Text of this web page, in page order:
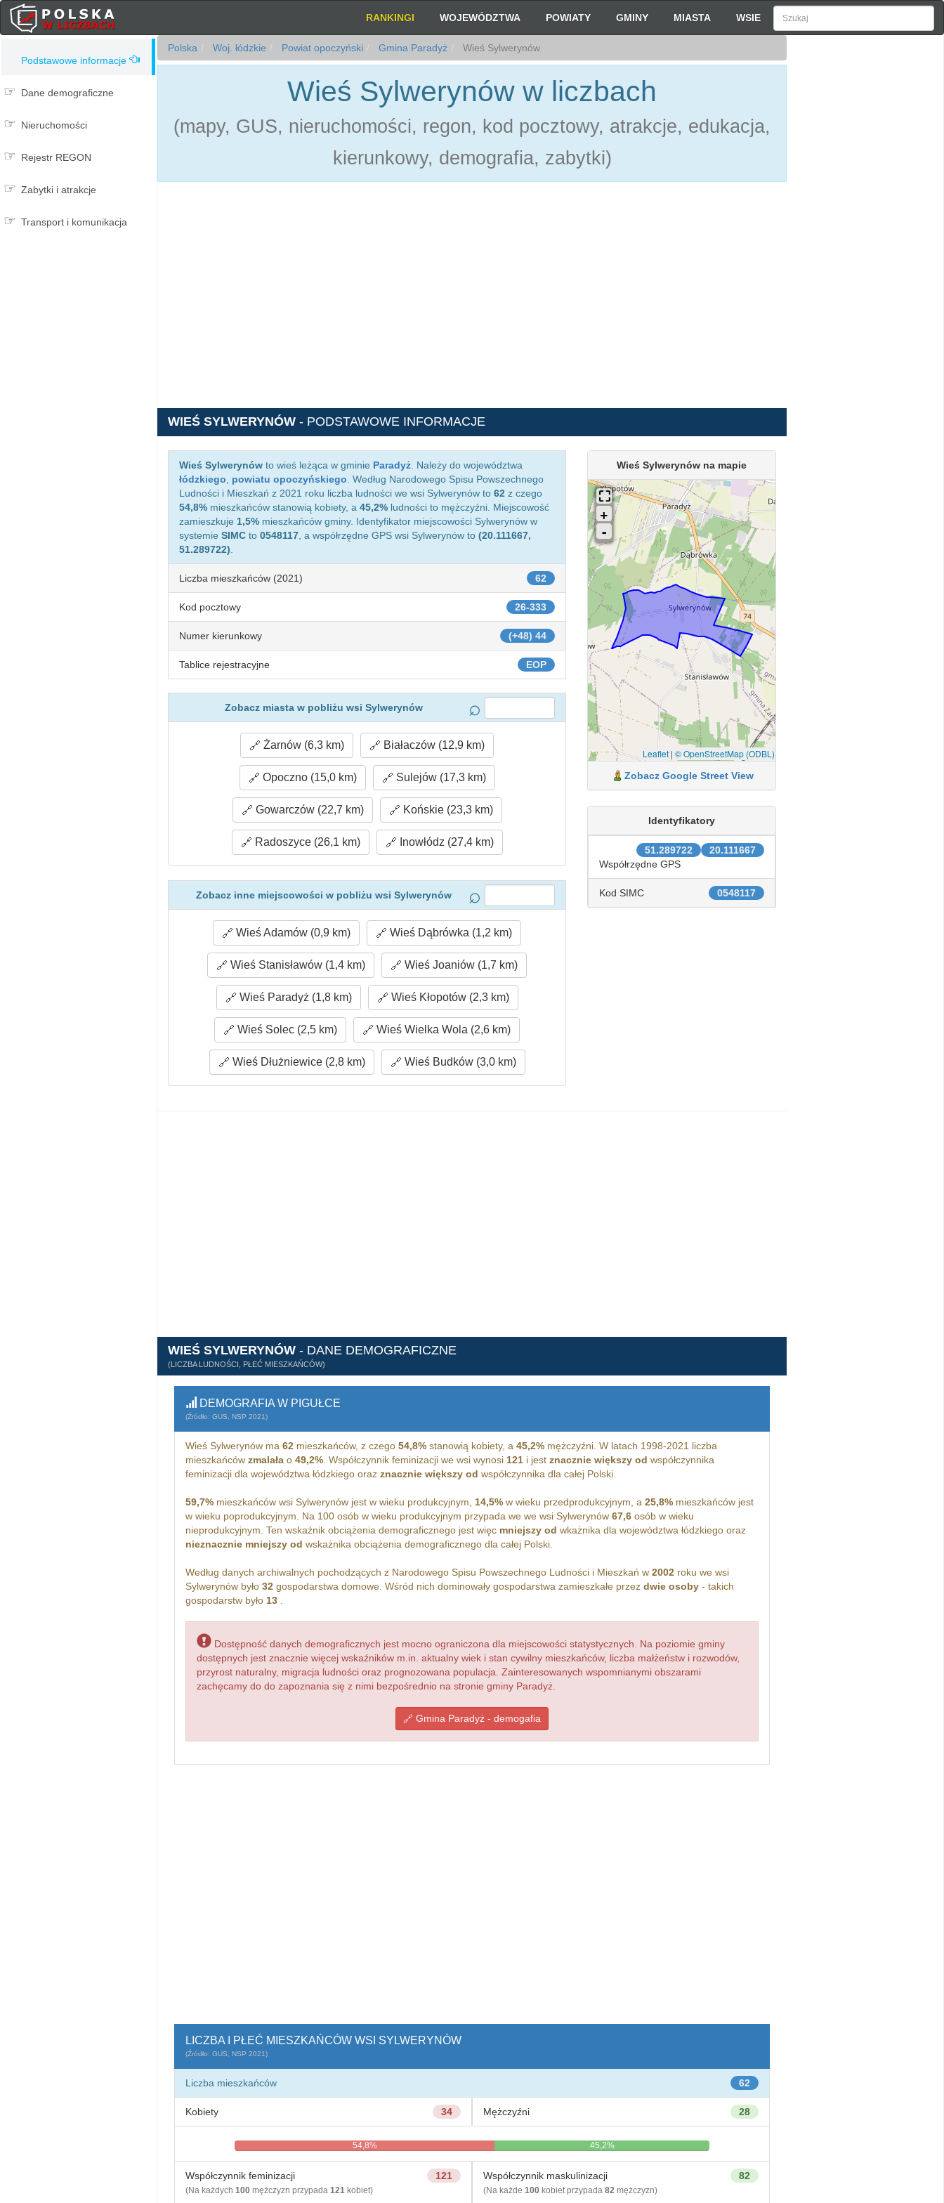
RANKINGI WOJEWÓDZTWA POWIATY GMINY MIASTA WSIE
Podstawowe informacje
Dane demograficzne
Nieruchomości
Rejestr REGON
Zabytki i atrakcje
Transport i komunikacja
Polska Woj. łódzkie Powiat opoczyński Gmina Paradyż Wieś Sylwerynów
Wieś Sylwerynów w liczbach
(mapy, GUS, nieruchomości, regon, kod pocztowy, atrakcje, edukacja,
kierunkowy, demografia, zabytki)
WIEŚ SYLWERYNÓW - PODSTAWOWE INFORMACJE
Wieś Sylwerynów to wieś leżąca w gminie Paradyż . Należy do województwa
łódzkiego
powiatu opoczyńskiego . Według Narodowego Spisu Powszechnego
Ludności i Mieszkań z 2021 roku liczba ludności we wsi Sylwerynów to 62 z czego
54,8% mieszkańców stanowią kobiety, a 45,2% ludności to mężczyźni. Miejscowość
zamieszkuje 1,5% mieszkańców gminy. Identyfikator miejscowości Sylwerynów w
systemie SIMC to 0548117 , a współrzędne GPS wsi Sylwerynów to (20.111667,
51.289722)
62
Liczba mieszkańców (2021)
26-333
Kod pocztowy
(+48) 44
Numer kierunkowy
EOP
Tablice rejestracyjne
Zobacz miasta w pobliżu wsi Sylwerynów
Żarnów (6,3 km) Białaczów (12,9 km)
Opoczno (15,0 km) Sulejów (17,3 km)
Gowarczów (22,7 km) Końskie (23,3 km)
Radoszyce (26,1 km) Inowłódz (27,4 km)
Zobacz inne miejscowości w pobliżu wsi Sylwerynów
Wieś Adamów (0,9 km) Wieś Dąbrówka (1,2 km)
Wieś Stanisławów (1,4 km) Wieś Joaniów (1,7 km)
Wieś Paradyż (1,8 km) Wieś Kłopotów (2,3 km)
Wieś Solec (2,5 km) Wieś Wielka Wola (2,6 km)
Wieś Dłużniewice (2,8 km) Wieś Budków (3,0 km)
Wieś Sylwerynów na mapie
Leaflet| © OpenStreetMap (ODBL)
Zobacz Google Street View
Identyfikatory
20.111667
51.289722
Współrzędne GPS
0548117
Kod SIMC
WIEŚ SYLWERYNÓW - DANE DEMOGRAFICZNE
(LICZBA LUDNOŚCI, PŁEĆ MIESZKAŃCÓW)
DEMOGRAFIA W PIGUŁCE
(Źródło: GUS, NSP 2021)
Wieś Sylwerynów ma 62mieszkańców, z czego 54,8%stanowią kobiety, a 45,2%mężczyźni. W latach 1998-2021 liczba
mieszkańców zmalałao 49,2%. Współczynnik feminizacji we wsi wynosi 121i jest znacznie większy od współczynnika
feminizacji dla województwa łódzkiego oraz znacznie większy od współczynnika dla całej Polski.
59,7%mieszkańców wsi Sylwerynów jest w wieku produkcyjnym, 14,5%w wieku przedprodukcyjnym, a 25,8%mieszkańców jest
w wieku poprodukcyjnym. Na 100 osób w wieku produkcyjnym przypada we we wsi Sylwerynów 67,6osób w wieku
nieprodukcyjnym. Ten wskaźnik obciążenia demograficznego jest więc mniejszy od wkażnika dla województwa łódzkiego oraz
nieznacznie mniejszy od wskażnika obciążenia demograficznego dla całej Polski.
Według danych archiwalnych pochodzących z Narodowego Spisu Powszechnego Ludności i Mieszkań w 2002roku we wsi
Sylwerynów było 32gospodarstwa domowe. Wśród nich dominowały gospodarstwa zamieszkałe przez dwie osoby- takich
gospodarstw było 13.
Dostępność danych demograficznych jest mocno ograniczona dla miejscowości statystycznych. Na poziomie gminy
dostępnych jest znacznie więcej wskaźników m.in. aktualny wiek i stan cywilny mieszkańców, liczba małżeństw i rozwodów,
przyrost naturalny, migracja ludności oraz prognozowana populacja. Zainteresowanych wspomnianymi obszarami
zachęcamy do do zapoznania się z nimi bezpośrednio na stronie gminy Paradyż.
Gmina Paradyż - demogafia
LICZBA I PŁEĆ MIESZKAŃCÓW WSI SYLWERYNÓW
(Źródło: GUS, NSP 2021)
62
Liczba mieszkańców
34
Kobiety 28
Mężczyźni
54,8% 45,2%
121
Współczynnik feminizacji
(Na każdych 100mężczyzn przypada 121kobiet)
82
Współczynnik maskulinizacji
(Na każde 100kobiet przypada 82mężczyzn)